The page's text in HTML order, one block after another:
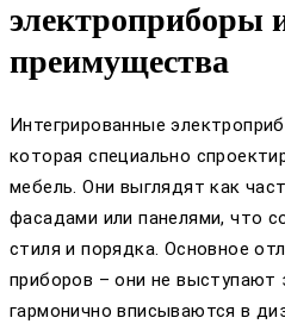
электроприборы
преимущества
Интегрированные
которая специально
мебель. Они выглядят как
фасадами или панелями, что
стиля и порядка. Основное
приборов – они не выступают
гармонично вписываются в